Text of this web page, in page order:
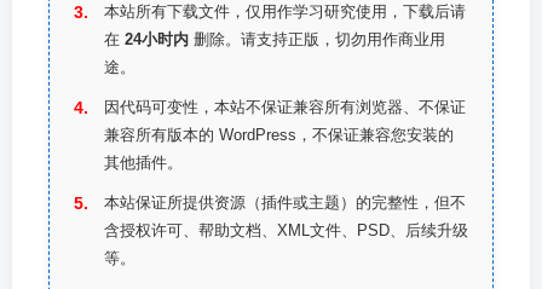
本站所有下载文件，仅用作学习研究使用，下载后请
在 24小时内 删除。请支持正版，切勿用作商业用
途。
因代码可变性，本站不保证兼容所有浏览器、不保证
兼容所有版本的 WordPress，不保证兼容您安装的
其他插件。
本站保证所提供资源（插件或主题）的完整性，但不
含授权许可、帮助文档、XML文件、PSD、后续升级
等。